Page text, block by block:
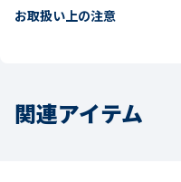
お取扱い上の注意
関連アイテム